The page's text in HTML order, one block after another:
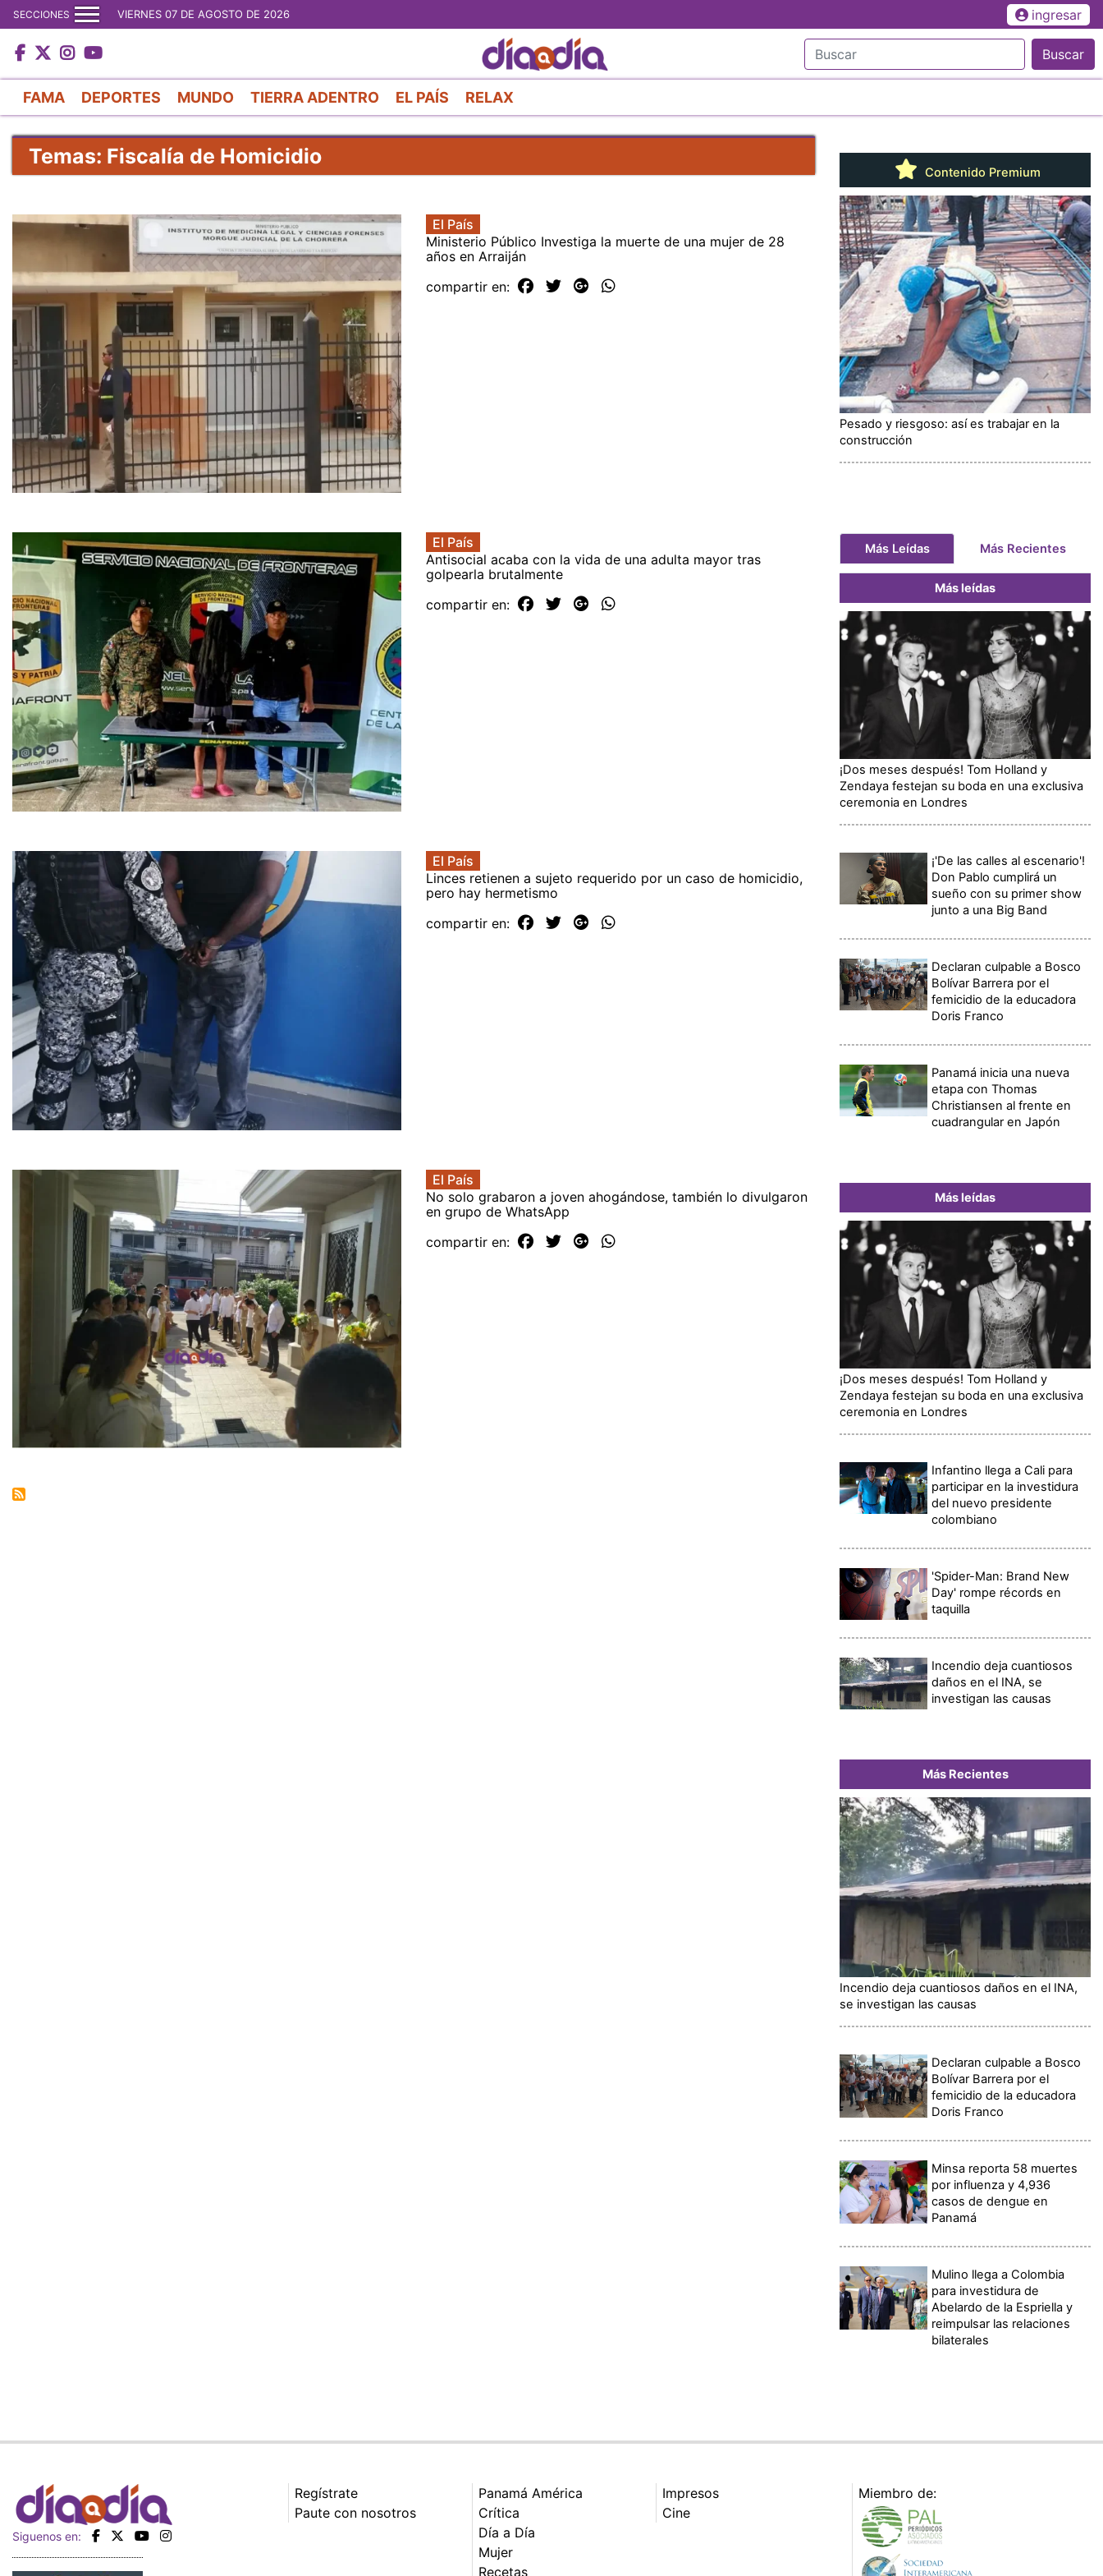
al
contenido
principal
SECCIONES VIERNES 07 DE AGOSTO DE 2026 ingresar
Buscar
FAMA DEPORTES MUNDO TIERRA ADENTRO EL PAÍS RELAX
Temas: Fiscalía de Homicidio
El País
Ministerio Público Investiga la muerte de una mujer de 28
años en Arraiján
compartir en:
El País
Antisocial acaba con la vida de una adulta mayor tras
golpearla brutalmente
compartir en:
El País
Linces retienen a sujeto requerido por un caso de homicidio,
pero hay hermetismo
compartir en:
El País
No solo grabaron a joven ahogándose, también lo divulgaron
en grupo de WhatsApp
compartir en:
Contenido Premium
Pesado y riesgoso: así es trabajar en la
construcción
Más Leídas Más Recientes
Más leídas
¡Dos meses después! Tom Holland y
Zendaya festejan su boda en una exclusiva
ceremonia en Londres
¡'De las calles al escenario'!
Don Pablo cumplirá un
sueño con su primer show
junto a una Big Band
Declaran culpable a Bosco
Bolívar Barrera por el
femicidio de la educadora
Doris Franco
Panamá inicia una nueva
etapa con Thomas
Christiansen al frente en
cuadrangular en Japón
Más leídas
¡Dos meses después! Tom Holland y
Zendaya festejan su boda en una exclusiva
ceremonia en Londres
Infantino llega a Cali para
participar en la investidura
del nuevo presidente
colombiano
'Spider-Man: Brand New
Day' rompe récords en
taquilla
Incendio deja cuantiosos
daños en el INA, se
investigan las causas
Más Recientes
Incendio deja cuantiosos daños en el INA,
se investigan las causas
Declaran culpable a Bosco
Bolívar Barrera por el
femicidio de la educadora
Doris Franco
Minsa reporta 58 muertes
por influenza y 4,936
casos de dengue en
Panamá
Mulino llega a Colombia
para investidura de
Abelardo de la Espriella y
reimpulsar las relaciones
bilaterales
Siguenos en:
Regístrate
Paute con nosotros
Panamá América
Crítica
Día a Día
Mujer
Recetas
Impresos
Cine
Miembro de: